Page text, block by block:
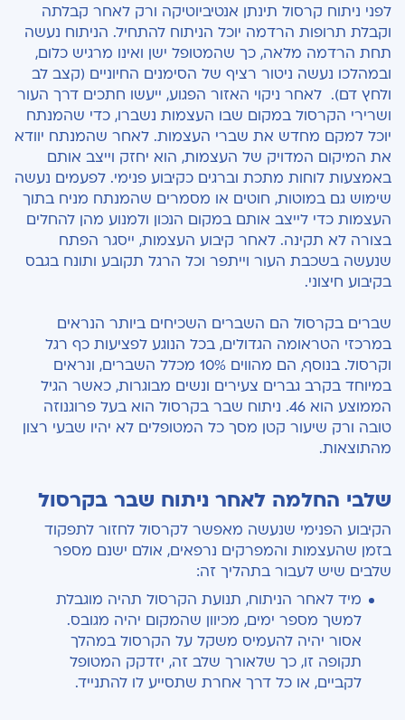
לפני ניתוח קרסול תינתן אנטיביוטיקה ורק לאחר קבלתה
וקבלת תרופות הרדמה יוכל הניתוח להתחיל. הניתוח נעשה
תחת הרדמה מלאה, כך שהמטופל ישן ואינו מרגיש כלום,
ובמהלכו נעשה ניטור רציף של הסימנים החיוניים (קצב לב
ולחץ דם). לאחר ניקוי האזור הפגוע, ייעשו חתכים דרך העור
ושרירי הקרסול במקום שבו העצמות נשברו, כדי שהמנתח
יוכל למקם מחדש את שברי העצמות. לאחר שהמנתח יוודא
את המיקום המדויק של העצמות, הוא יחזק וייצב אותם
באמצעות לוחות מתכת וברגים כקיבוע פנימי. לפעמים נעשה
שימוש גם במוטות, חוטים או מסמרים שהמנתח מניח בתוך
העצמות כדי לייצב אותם במקום הנכון ולמנוע מהן להחלים
בצורה לא תקינה. לאחר קיבוע העצמות, ייסגר הפתח
שנעשה בשכבת העור וייתפר וכל הרגל תקובע ותונח בגבס
בקיבוע חיצוני.
שברים בקרסול הם השברים השכיחים ביותר הנראים
במרכזי הטראומה הגדולים, בכל הנוגע לפציעות כף רגל
וקרסול. בנוסף, הם מהווים 10% מכלל השברים, ונראים
במיוחד בקרב גברים צעירים ונשים מבוגרות, כאשר הגיל
הממוצע הוא
. ניתוח שבר בקרסול הוא בעל פרוגנוזה
טובה ורק שיעור קטן מסך כל המטופלים לא יהיו שבעי רצון
מהתוצאות.
שלבי החלמה לאחר ניתוח שבר בקרסול
הקיבוע הפנימי שנעשה מאפשר לקרסול לחזור לתפקוד
בזמן שהעצמות והמפרקים נרפאים, אולם ישנם מספר
שלבים שיש לעבור בתהליך זה:
מיד לאחר הניתוח, תנועת הקרסול תהיה מוגבלת
למשך מספר ימים, מכיוון שהמקום יהיה מגובס.
אסור יהיה להעמיס משקל על הקרסול במהלך
תקופה זו, כך שלאורך שלב זה, יזדקק המטופל
לקביים, או כל דרך אחרת שתסייע לו להתנייד.